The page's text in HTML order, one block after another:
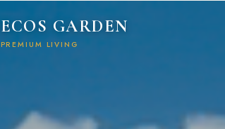
ECOS GARDEN
PREMIUM LIVING